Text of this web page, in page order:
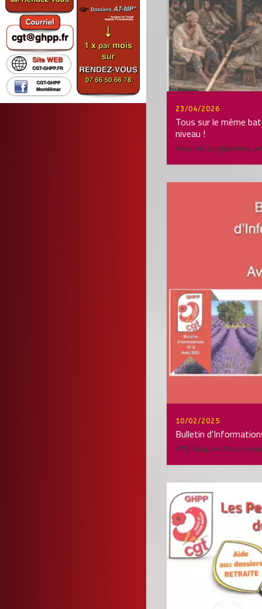
23/04/2026
Tous sur le même
niveau !
Mesures budgétaires,
10/02/2025
Bulletin
RPS, Risques